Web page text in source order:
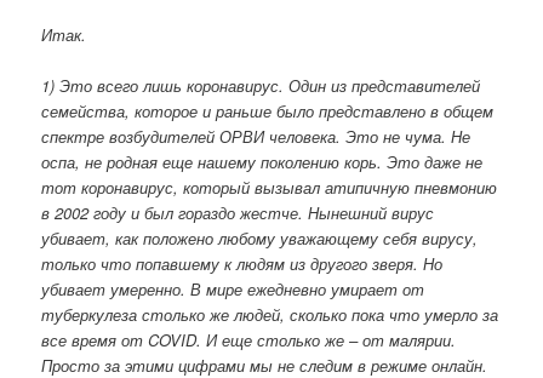
Итак.
1) Это всего лишь коронавирус. Один из представителей
семейства, которое и раньше было представлено в общем
спектре возбудителей ОРВИ человека. Это не чума. Не
оспа, не родная еще нашему поколению корь. Это даже не
тот коронавирус, который вызывал атипичную пневмонию
в 2002 году и был гораздо жестче. Нынешний вирус
убивает, как положено любому уважающему себя вирусу,
только что попавшему к людям из другого зверя. Но
убивает умеренно. В мире ежедневно умирает от
туберкулеза столько же людей, сколько пока что умерло за
все время от COVID. И еще столько же – от малярии.
Просто за этими цифрами мы не следим в режиме онлайн.